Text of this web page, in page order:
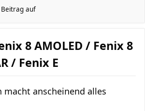
Beitrag auf
8 AMOLED / Fenix 8
/ Fenix E
macht anscheinend alles